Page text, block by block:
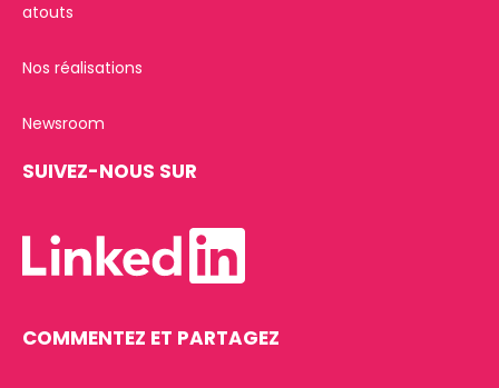
atouts
Nos réalisations
Newsroom
SUIVEZ-NOUS SUR
COMMENTEZ ET PARTAGEZ